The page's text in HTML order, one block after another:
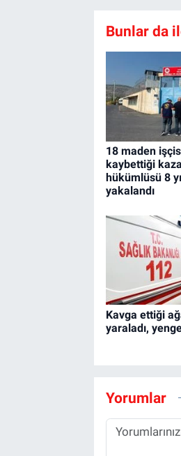
Bunlar da
18 maden
kaybettiği
hükümlüsü 8
yakalandı
Kavga ettiği
yaraladı,
Yorumlar